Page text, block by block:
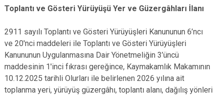
Beypazarı
Çankaya
Çubuk
Elmadağ
Etimesgut
Kızılcahamam
Nallıhan
Polatlı
Şereflikoçhisar
Sincan
Toplantı ve Gösteri Yürüyüşü Yer ve Güzergâhları İlanı
2911 sayılı Toplantı ve Gösteri Yürüyüşleri Kanununun 6’ncı
ve 20'nci maddeleri ile Toplantı ve Gösteri Yürüyüşleri
Kanununun Uygulanmasına Dair Yönetmeliğin 3’üncü
maddesinin 1'inci fıkrası gereğince, Kaymakamlık Makamının
10.12.2025 tarihli Olurları ile belirlenen 2026 yılına ait
toplanma yeri, yürüyüş güzergâhı, toplantı alanı, dağılış yönleri